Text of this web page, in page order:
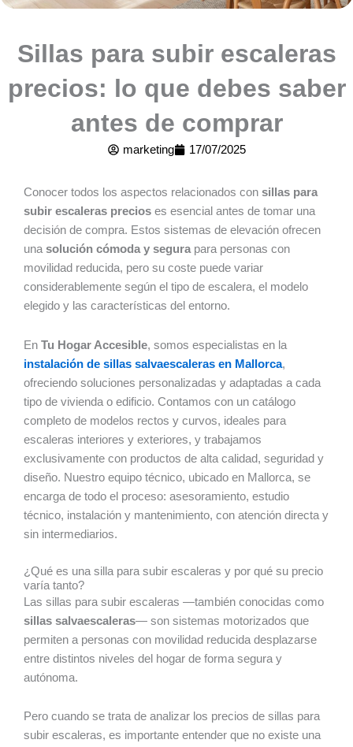
Sillas para subir escaleras
precios: lo que debes saber
antes de comprar
marketing 17/07/2025
Conocer todos los aspectos relacionados con sillas para
subir escaleras precios es esencial antes de tomar una
decisión de compra. Estos sistemas de elevación ofrecen
unasolución cómoda y segura para personas con
movilidad reducida, pero su coste puede variar
considerablemente según el tipo de escalera, el modelo
elegido y las características del entorno.
En Tu Hogar Accesible, somos especialistas en la
instalación de sillas salvaescaleras en Mallorca,
ofreciendo soluciones personalizadas y adaptadas a cada
tipo de vivienda o edificio. Contamos con un catálogo
completo de modelos rectos y curvos, ideales para
escaleras interiores y exteriores, y trabajamos
exclusivamente con productos de alta calidad, seguridad y
diseño. Nuestro equipo técnico, ubicado en Mallorca, se
encarga de todo el proceso: asesoramiento, estudio
técnico, instalación y mantenimiento, con atención directa y
sin intermediarios.
¿Qué es una silla para subir escaleras y por qué su precio
varía tanto?
Las sillas para subir escaleras —también conocidas como
sillas salvaescaleras— son sistemas motorizados que
permiten a personas con movilidad reducida desplazarse
entre distintos niveles del hogar de forma segura y
autónoma.
Pero cuando se trata de analizar los precios de sillas para
subir escaleras, es importante entender que no existe una